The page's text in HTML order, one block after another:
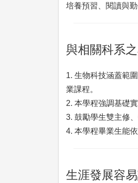
培養預習、閱讀與勤
與相關科系
1. 生物科技涵蓋範
業課程。
2. 本學程強調基礎
3. 鼓勵學生雙主修
4. 本學程畢業生能
生涯發展容